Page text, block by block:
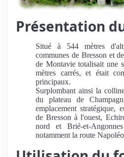
Présentation
Situé à 544 mètres
communes de Bresson et
de Montavie totalisait une
mètres carrés, et était
principaux.
Surplombant ainsi la
du plateau de
emplacement stratégique,
de Bresson à l'ouest,
nord et Brié-et-
notamment la route